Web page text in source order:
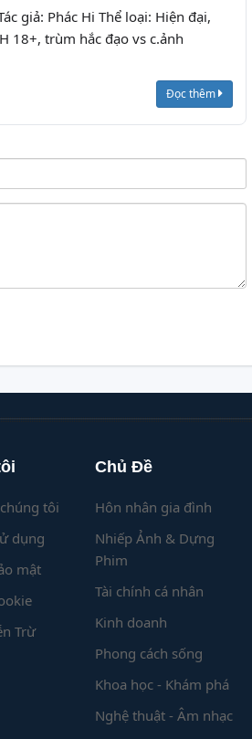
giả: Phác Hi Thể loại: Hiện đại,
18+, trùm hắc đạo vs c.ảnh
Đọc thêm
tôi
dụng
mật
Trừ
Chủ Đề
Hôn nhân gia đình
Nhiếp Ảnh & Dựng
Phim
Tài chính cá nhân
Kinh doanh
Phong cách sống
Khoa học - Khám phá
Nghệ thuật - Âm nhạc